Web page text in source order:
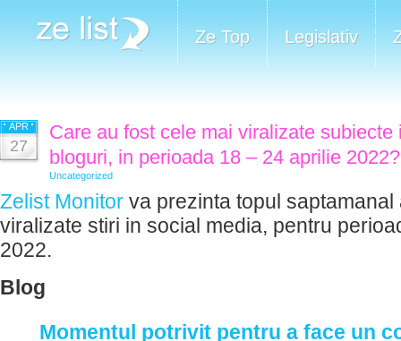
Ze Top Legislativ
APR
27
Care au fost cele mai viralizate
bloguri, in perioada 18 – 24 aprilie 2022?
Uncategorized
Zelist Monitor va prezinta topul saptamanal
viralizate stiri in social media, pentru
2022.
Blog
Momentul potrivit pentru a face un